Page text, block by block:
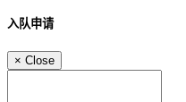
入队申请
× Close